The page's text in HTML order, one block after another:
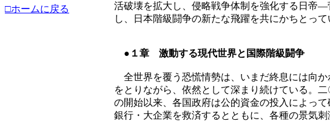
□ホームに戻る
活破壊を拡大し、侵略戦争体制を強化する日帝―
し、日本階級闘争の新たな飛躍を共にかちとって
●１章 激動する現代世界と国際階級闘争
全世界を覆う恐慌情勢は、いまだ終息には向か
をとりながら、依然として深まり続けている。
の開始以来、各国政府は公的資金の投入によっ
銀行・大企業を救済するとともに、各種の景気